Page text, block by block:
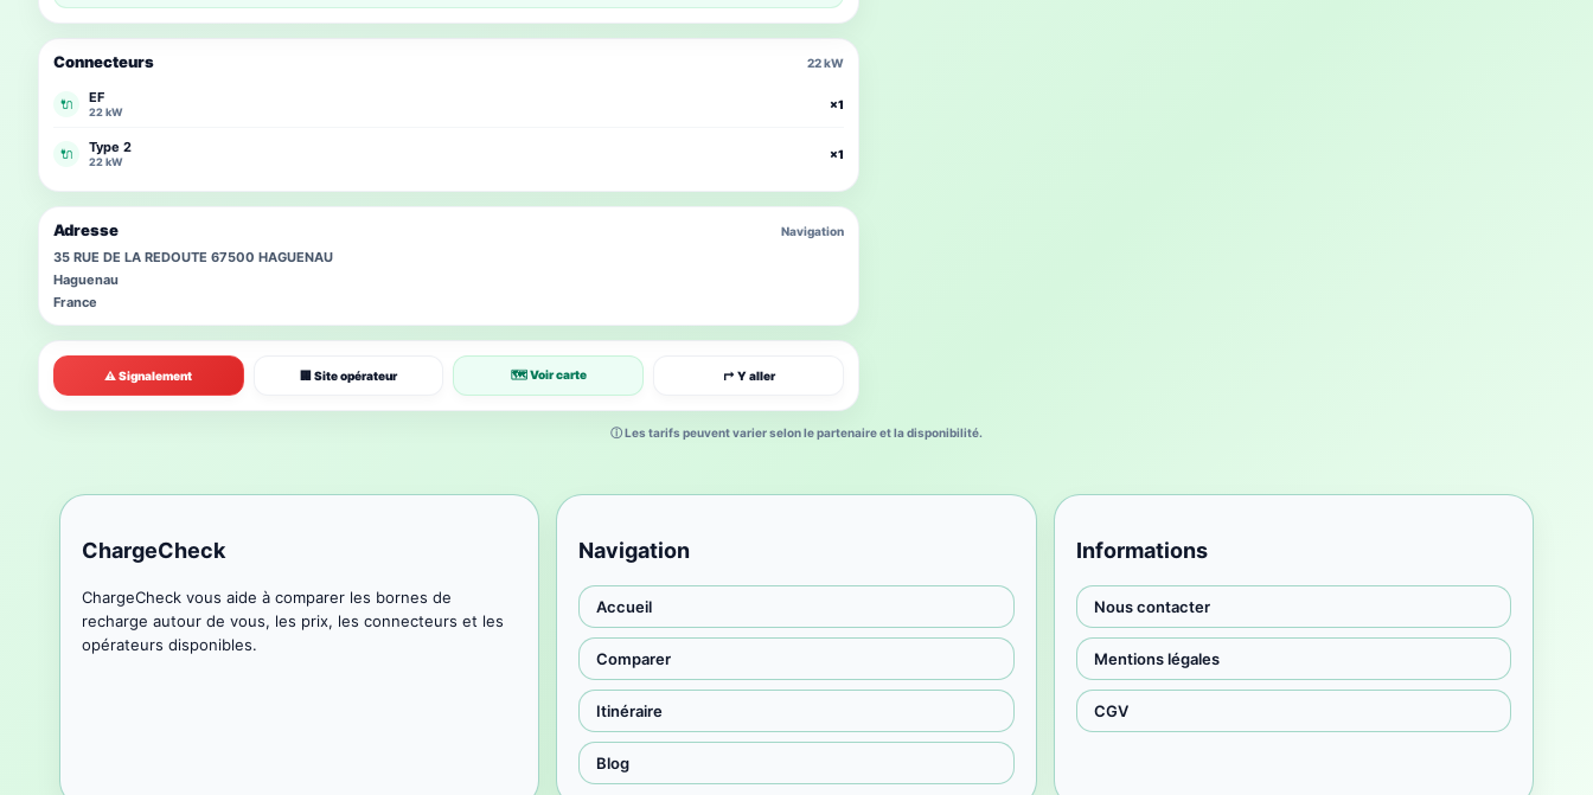
⚠ Signalement 🏢 Site opérateur 🗺 Voir carte ↱ Y aller
Connecteurs 22 kW
🔌 EF
22 kW
×1
🔌 Type 2
22 kW
×1
Adresse Navigation
35 RUE DE LA REDOUTE 67500 HAGUENAU
Haguenau
France
ⓘ Les tarifs peuvent varier selon le partenaire et la disponibilité.
ChargeCheck
ChargeCheck vous aide à comparer les bornes de
recharge autour de vous, les prix, les connecteurs et les
opérateurs disponibles.
Navigation
Accueil
Comparer
Itinéraire
Blog
Informations
Nous contacter
Mentions légales
CGV